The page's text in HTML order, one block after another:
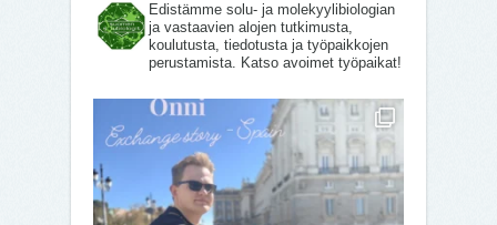
Edistämme solu- ja molekyylibiologian
ja vastaavien alojen tutkimusta,
koulutusta, tiedotusta ja työpaikkojen
perustamista. Katso avoimet työpaikat!